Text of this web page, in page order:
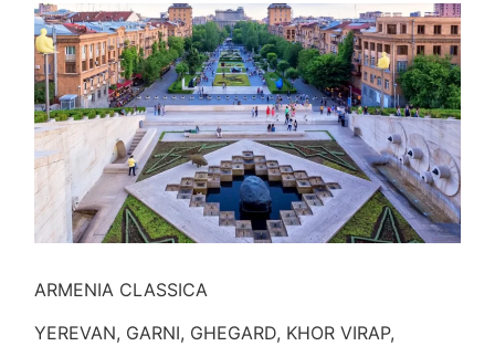
ARMENIA CLASSICA
YEREVAN, GARNI, GHEGARD, KHOR VIRAP,